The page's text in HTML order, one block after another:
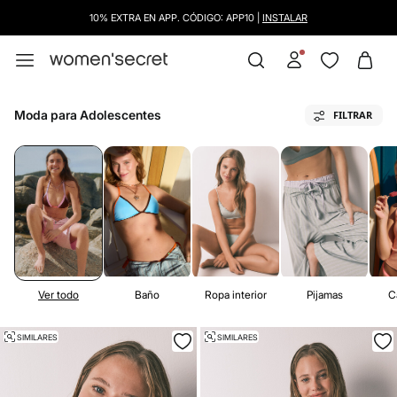
ENVÍOS GRATUITOS A PARTIR DE 40€
Moda para Adolescentes FILTRAR
Ver todo Baño Ropa interior Pijamas
SIMILARES SIMILARES